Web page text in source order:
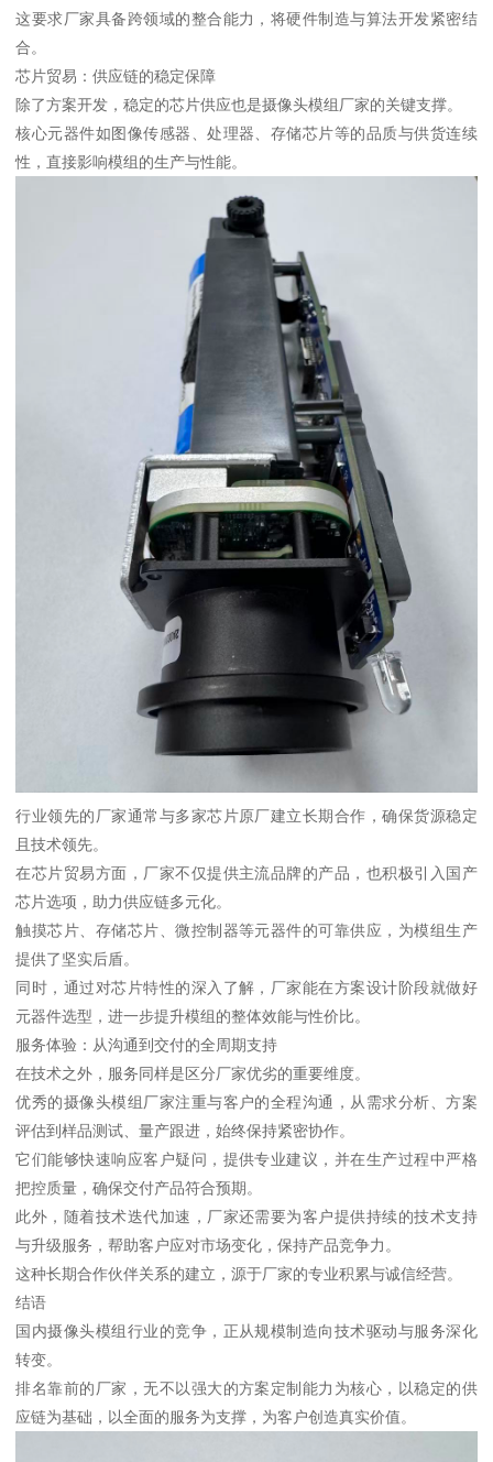
这要求厂家具备跨领域的整合能力，将硬件制造与算法开发紧密结
合。
芯片贸易：供应链的稳定保障
除了方案开发，稳定的芯片供应也是摄像头模组厂家的关键支撑。
核心元器件如图像传感器、处理器、存储芯片等的品质与供货连续
性，直接影响模组的生产与性能。
行业领先的厂家通常与多家芯片原厂建立长期合作，确保货源稳定
且技术领先。
在芯片贸易方面，厂家不仅提供主流品牌的产品，也积极引入国产
芯片选项，助力供应链多元化。
触摸芯片、存储芯片、微控制器等元器件的可靠供应，为模组生产
提供了坚实后盾。
同时，通过对芯片特性的深入了解，厂家能在方案设计阶段就做好
元器件选型，进一步提升模组的整体效能与性价比。
服务体验：从沟通到交付的全周期支持
在技术之外，服务同样是区分厂家优劣的重要维度。
优秀的摄像头模组厂家注重与客户的全程沟通，从需求分析、方案
评估到样品测试、量产跟进，始终保持紧密协作。
它们能够快速响应客户疑问，提供专业建议，并在生产过程中严格
把控质量，确保交付产品符合预期。
此外，随着技术迭代加速，厂家还需要为客户提供持续的技术支持
与升级服务，帮助客户应对市场变化，保持产品竞争力。
这种长期合作伙伴关系的建立，源于厂家的专业积累与诚信经营。
结语
国内摄像头模组行业的竞争，正从规模制造向技术驱动与服务深化
转变。
排名靠前的厂家，无不以强大的方案定制能力为核心，以稳定的供
应链为基础，以全面的服务为支撑，为客户创造真实价值。